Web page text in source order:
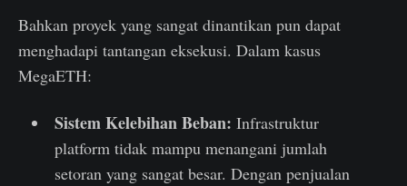
Bahkan proyek yang sangat dinantikan pun dapat
menghadapi tantangan eksekusi. Dalam kasus
MegaETH:
Sistem Kelebihan Beban: Infrastruktur
platform tidak mampu menangani jumlah
setoran yang sangat besar. Dengan penjualan